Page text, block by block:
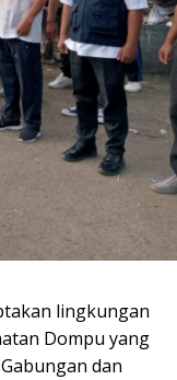
lingkungan
Dompu yang
dan